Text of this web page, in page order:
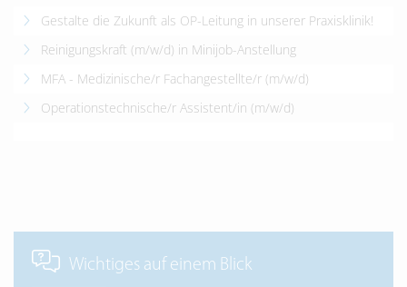
Gestalte die Zukunft als OP-Leitung in unserer Praxisklinik!
Reinigungskraft (m/w/d) in Minijob-Anstellung
MFA - Medizinische/r Fachangestellte/r (m/w/d)
Operationstechnische/r Assistent/in (m/w/d)
Wichtiges auf einem Blick